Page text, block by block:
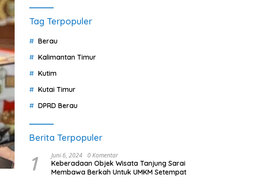
Tag Terpopuler
Berau
Kalimantan Timur
Kutim
Kutai Timur
DPRD Berau
Berita Terpopuler
1 Juni 6, 2024 0 Komentar
Keberadaan Objek Wisata Tanjung Sarai
Membawa Berkah Untuk UMKM Setempat